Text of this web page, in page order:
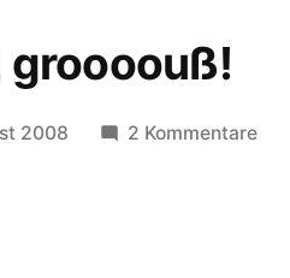
groooouß!
2008 2 Kommentarezu